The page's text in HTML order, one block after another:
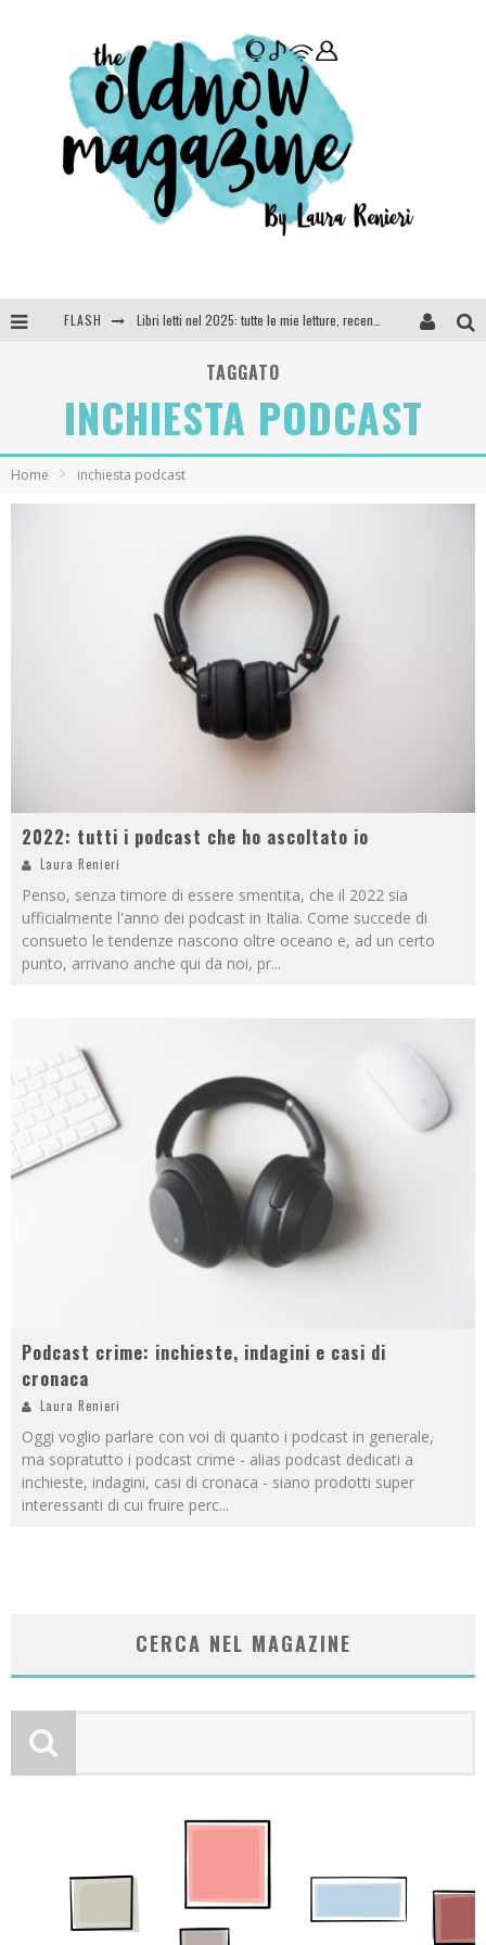
FLASH
SEE YOU AT 5 | Chanel
Anya Taylor-Joy, Jisoo e Willow Smith protagoniste della nuova campagna Dior Addict
TAGGATO
INCHIESTA PODCAST
Home inchiesta podcast
2022: tutti i podcast che ho ascoltato io
Laura Renieri
Penso, senza timore di essere smentita, che il 2022 sia
ufficialmente l'anno dei podcast in Italia. Come succede di
consueto le tendenze nascono oltre oceano e, ad un certo
punto, arrivano anche qui da noi, pr...
Podcast crime: inchieste, indagini e casi di
cronaca
Laura Renieri
Oggi voglio parlare con voi di quanto i podcast in generale,
ma sopratutto i podcast crime - alias podcast dedicati a
inchieste, indagini, casi di cronaca - siano prodotti super
interessanti di cui fruire perc...
CERCA NEL MAGAZINE